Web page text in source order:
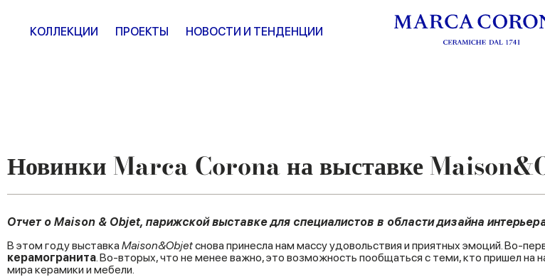
КОЛЛЕКЦИИ ПРОЕКТЫ НОВОСТИ И ТЕНДЕНЦИИ
Новинки Marca Corona на выставке
Отчет о Maison & Objet, парижской выставке для специалистов в области дизайна
В этом году выставка Maison&Objetснова принесла нам массу удовольствия и приятных эмоций. Во-
керамогранита. Во-вторых, что не менее важно, это возможность пообщаться с теми, кто пришел на
мира керамики и мебели.